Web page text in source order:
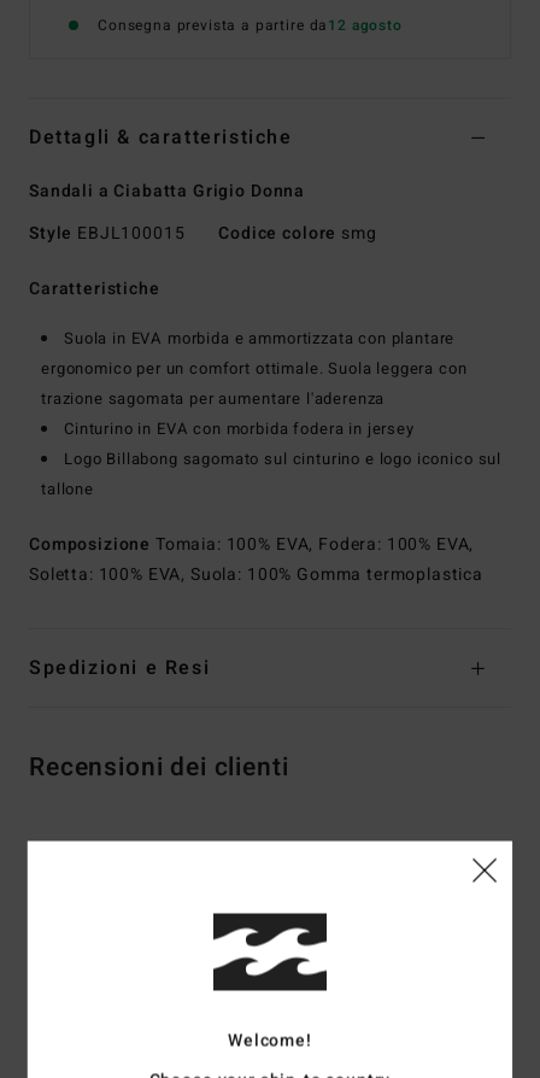
Consegna prevista a partire da12 agosto
Dettagli & caratteristiche
Sandali a Ciabatta Grigio Donna
Style EBJL100015 Codice colore smg
Caratteristiche
Suola in EVA morbida e ammortizzata con plantare
ergonomico per un comfort ottimale. Suola leggera con
trazione sagomata per aumentare l'aderenza
Cinturino in EVA con morbida fodera in jersey
Logo Billabong sagomato sul cinturino e logo iconico sul
tallone
Composizione Tomaia: 100% EVA, Fodera: 100% EVA,
Soletta: 100% EVA, Suola: 100% Gomma termoplastica
Spedizioni e Resi
Recensioni dei clienti
5.0/5
2 recensioni verificatedal maggio 2026
Welcome!